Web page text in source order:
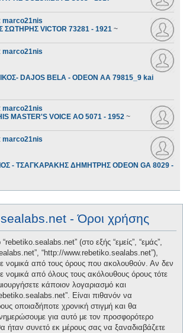
marco21nis
VICTOR 73281 - 1921 ~
marco21nis
DAJOS BELA - ODEON AA 79815_9 kai
marco21nis
MASTER'S VOICE AO 5071 - 1952 ~
marco21nis
- ΤΣΑΓΚΑΡΑΚΗΣ ΔΗΜΗΤΡΗΣ ODEON GA 8029 -
- Όροι χρήσης
(στο εξής “εμείς”, “εμάς”,
“http://www.rebetiko.sealabs.net”),
νομικά από τους όρους που ακολουθούν. Αν δεν
νομικά από όλους τους ακόλουθους όρους τότε
κάποιον λογαριασμό και
Είναι πιθανόν να
οποιαδήποτε χρονική στιγμή και θα
για αυτό με τον προσφορότερο
ήταν συνετό εκ μέρους σας να ξαναδιαβάζετε